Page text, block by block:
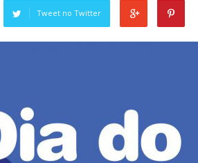
Tweet no Twitter